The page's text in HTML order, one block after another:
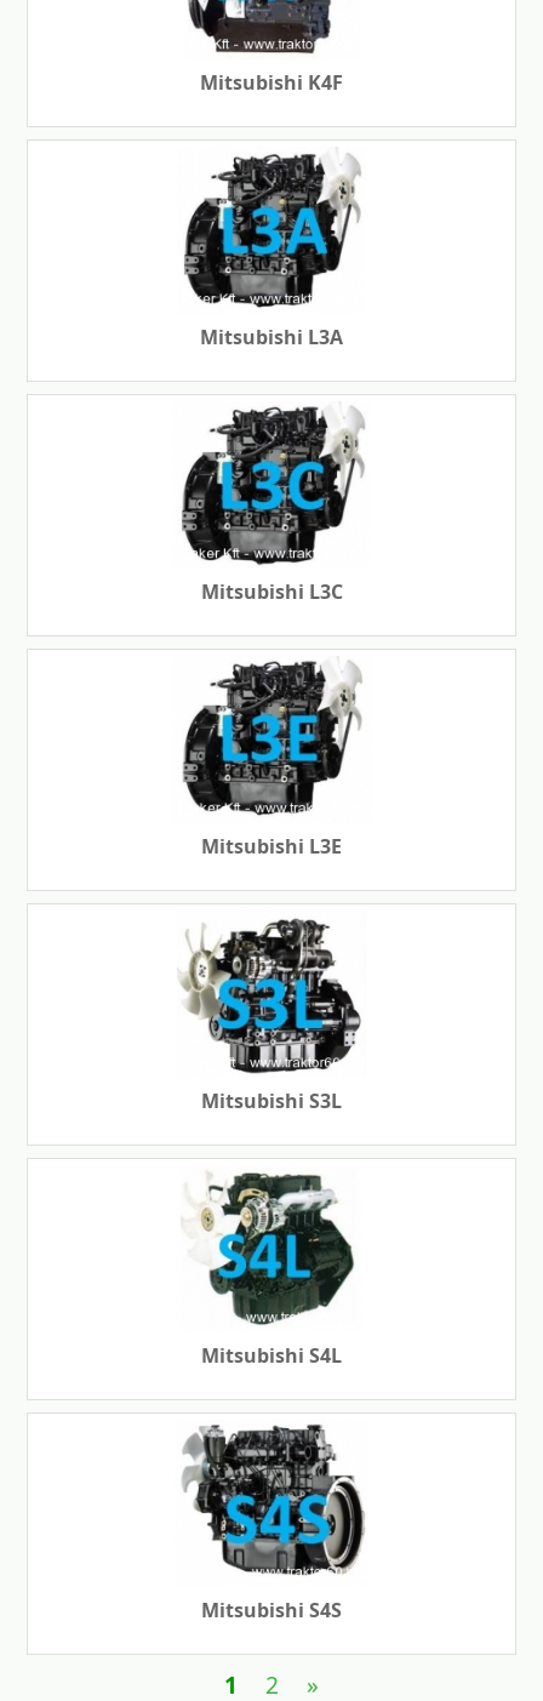
Mitsubishi K4F
Mitsubishi L3A
Mitsubishi L3C
Mitsubishi L3E
Mitsubishi S3L
Mitsubishi S4L
Mitsubishi S4S
1 2 »